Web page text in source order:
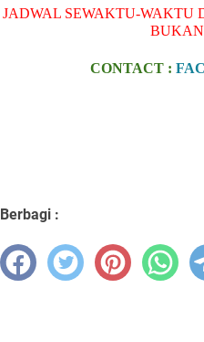
JADWAL SEWAKTU-WAKTU
CONTACT :
Berbagi :